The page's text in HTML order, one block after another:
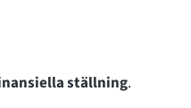
ställning.